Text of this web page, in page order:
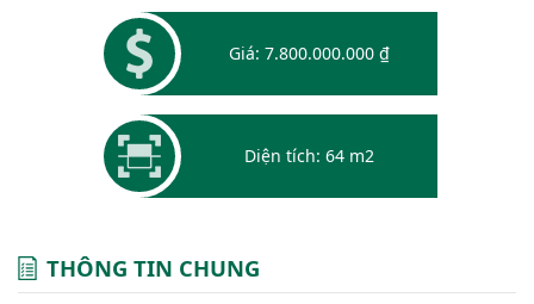
Giá: 7.800.000.000 ₫
Diện tích: 64 m2
THÔNG TIN CHUNG